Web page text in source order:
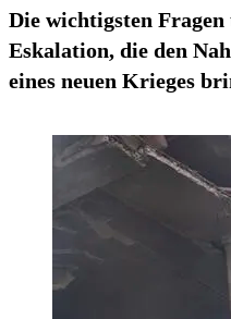
Die wichtigsten
Eskalation, die den
eines neuen Krieges